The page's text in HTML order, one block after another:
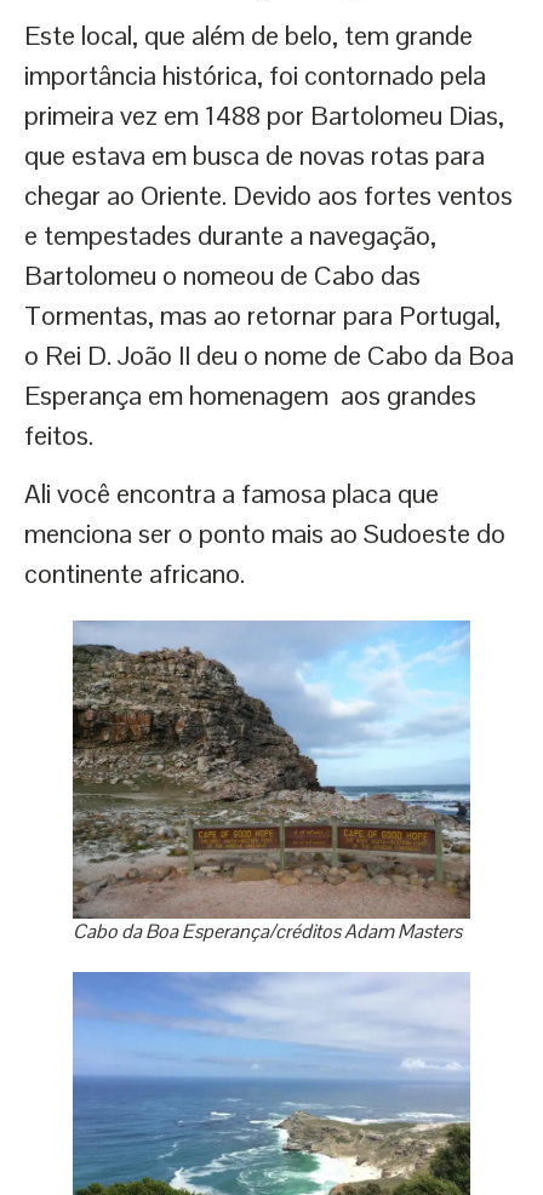
Este local, que além de belo, tem grande
importância histórica, foi contornado pela
primeira vez em 1488 por Bartolomeu Dias,
que estava em busca de novas rotas para
chegar ao Oriente. Devido aos fortes ventos
e tempestades durante a navegação,
Bartolomeu o nomeou de Cabo das
Tormentas, mas ao retornar para Portugal,
o Rei D. João II deu o nome de Cabo da Boa
Esperança em homenagem aos grandes
feitos.
Ali você encontra a famosa placa que
menciona ser o ponto mais ao Sudoeste do
continente africano.
Cabo da Boa Esperança/créditos Adam Masters